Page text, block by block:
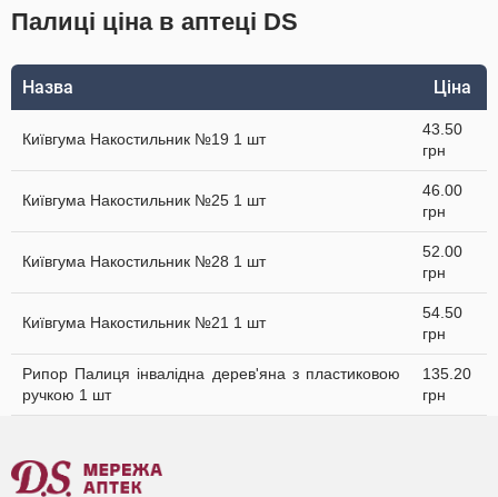
Палиці ціна в аптеці DS
Назва Ціна
Київгума Накостильник №19 1 шт
43.50
грн
Київгума Накостильник №25 1 шт
46.00
грн
Київгума Накостильник №28 1 шт
52.00
грн
Київгума Накостильник №21 1 шт
54.50
грн
Рипор Палиця інвалідна дерев'яна з пластиковою
ручкою 1 шт
135.20
грн